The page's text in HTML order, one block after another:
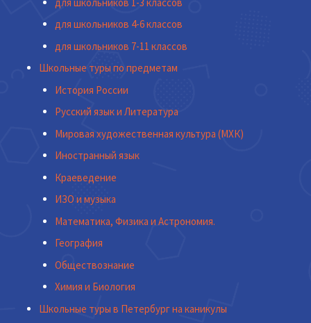
для школьников 4-6 классов
для школьников 7-11 классов
Школьные туры по предметам
История России
Русский язык и Литература
Мировая художественная культура (МХК)
Иностранный язык
Краеведение
ИЗО и музыка
Математика, Физика и Астрономия.
География
Обществознание
Химия и Биология
Школьные туры в Петербург на каникулы